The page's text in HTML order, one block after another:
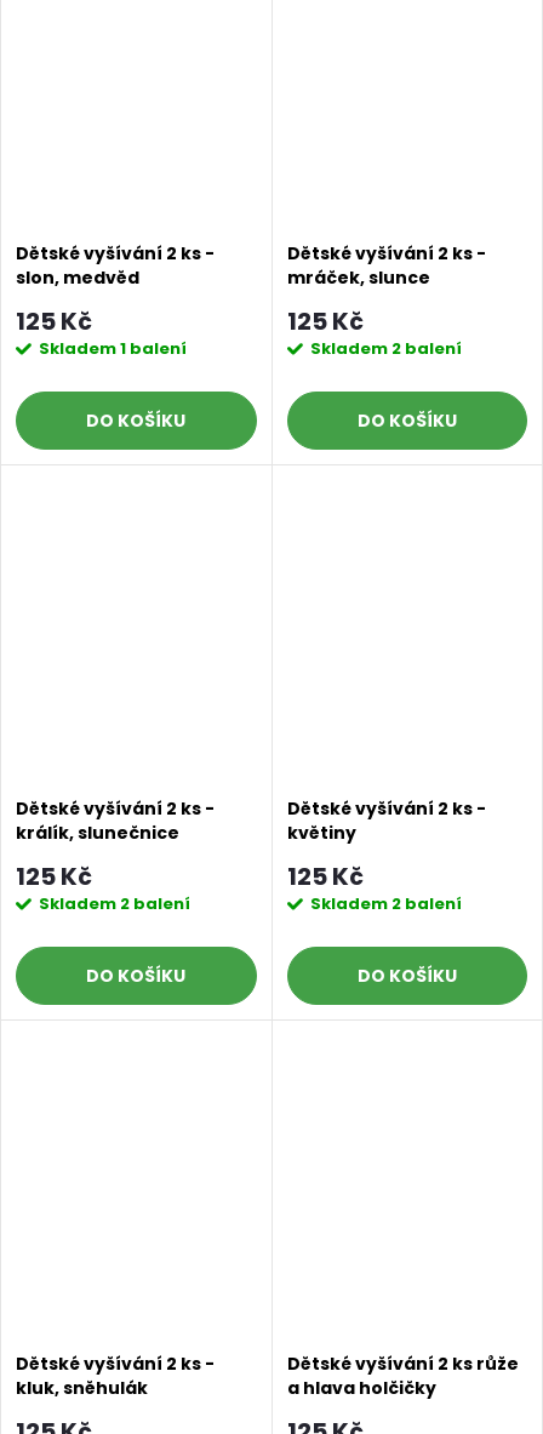
Dětské vyšívání 2 ks -
slon, medvěd
125 Kč
Skladem1 balení
DO KOŠÍKU
Dětské vyšívání 2 ks -
mráček, slunce
125 Kč
Skladem 2 balení
DO KOŠÍKU
Dětské vyšívání 2 ks -
králík, slunečnice
125 Kč
Skladem 2 balení
DO KOŠÍKU
Dětské vyšívání 2 ks -
květiny
125 Kč
Skladem 2 balení
DO KOŠÍKU
Dětské vyšívání 2 ks -
kluk, sněhulák
Dětské vyšívání 2 ks růže
a hlava holčičky